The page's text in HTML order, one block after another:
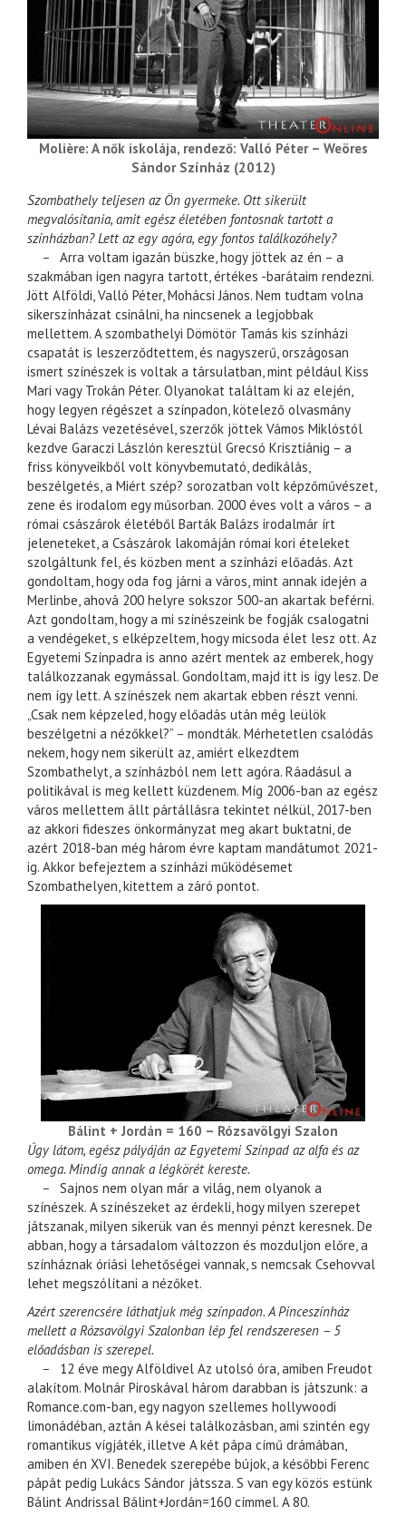
Molière: A nők iskolája, rendező: Valló Péter – Weöres
Sándor Színház (2012)
Szombathely teljesen az Ön gyermeke. Ott sikerült
megvalósítania, amit egész életében fontosnak tartott a
színházban? Lett az egy agóra, egy fontos találkozóhely?
– Arra voltam igazán büszke, hogy jöttek az én – a
szakmában igen nagyra tartott, értékes -barátaim rendezni.
Jött Alföldi, Valló Péter, Mohácsi János. Nem tudtam volna
sikerszínházat csinálni, ha nincsenek a legjobbak
mellettem. A szombathelyi Dömötör Tamás kis színházi
csapatát is leszerződtettem, és nagyszerű, országosan
ismert színészek is voltak a társulatban, mint például Kiss
Mari vagy Trokán Péter. Olyanokat találtam ki az elején,
hogy legyen régészet a színpadon, kötelező olvasmány
Lévai Balázs vezetésével, szerzők jöttek Vámos Miklóstól
kezdve Garaczi Lászlón keresztül Grecsó Krisztiánig – a
friss könyveikből volt könyvbemutató, dedikálás,
beszélgetés, a Miért szép? sorozatban volt képzőművészet,
zene és irodalom egy műsorban. 2000 éves volt a város – a
római császárok életéből Barták Balázs irodalmár írt
jeleneteket, a Császárok lakomáján római kori ételeket
szolgáltunk fel, és közben ment a színházi előadás. Azt
gondoltam, hogy oda fog járni a város, mint annak idején a
Merlinbe, ahová 200 helyre sokszor 500-an akartak beférni.
Azt gondoltam, hogy a mi színészeink be fogják csalogatni
a vendégeket, s elképzeltem, hogy micsoda élet lesz ott. Az
Egyetemi Színpadra is anno azért mentek az emberek, hogy
találkozzanak egymással. Gondoltam, majd itt is így lesz. De
nem így lett. A színészek nem akartak ebben részt venni.
„Csak nem képzeled, hogy előadás után még leülök
beszélgetni a nézőkkel?” – mondták. Mérhetetlen csalódás
nekem, hogy nem sikerült az, amiért elkezdtem
Szombathelyt, a színházból nem lett agóra. Ráadásul a
politikával is meg kellett küzdenem. Míg 2006-ban az egész
város mellettem állt pártállásra tekintet nélkül, 2017-ben
az akkori fideszes önkormányzat meg akart buktatni, de
azért 2018-ban még három évre kaptam mandátumot 2021-
ig. Akkor befejeztem a színházi működésemet
Szombathelyen, kitettem a záró pontot.
Bálint + Jordán = 160 – Rózsavölgyi Szalon
Úgy látom, egész pályáján az Egyetemi Színpad az alfa és az
omega. Mindig annak a légkörét kereste.
– Sajnos nem olyan már a világ, nem olyanok a
színészek. A színészeket az érdekli, hogy milyen szerepet
játszanak, milyen sikerük van és mennyi pénzt keresnek. De
abban, hogy a társadalom változzon és mozduljon előre, a
színháznak óriási lehetőségei vannak, s nemcsak Csehovval
lehet megszólítani a nézőket.
Azért szerencsére láthatjuk még színpadon. A Pinceszínház
mellett a Rózsavölgyi Szalonban lép fel rendszeresen – 5
előadásban is szerepel.
– 12 éve megy Alföldivel Az utolsó óra, amiben Freudot
alakítom. Molnár Piroskával három darabban is játszunk: a
Romance.com-ban, egy nagyon szellemes hollywoodi
limonádéban, aztán A kései találkozásban, ami szintén egy
romantikus vígjáték, illetve A két pápa című drámában,
amiben én XVI. Benedek szerepébe bújok, a későbbi Ferenc
pápát pedig Lukács Sándor játssza. S van egy közös estünk
Bálint Andrissal Bálint+Jordán=160 címmel. A 80.